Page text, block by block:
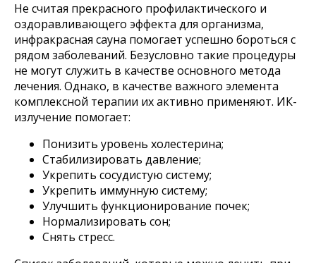
Не считая прекрасного профилактического и
оздоравливающего эффекта для организма,
инфракрасная сауна помогает успешно бороться с
рядом заболеваний. Безусловно такие процедуры
не могут служить в качестве основного метода
лечения. Однако, в качестве важного элемента
комплексной терапии их активно применяют. ИК-
излучение помогает:
Понизить уровень холестерина;
Стабилизировать давление;
Укрепить сосудистую систему;
Укрепить иммунную систему;
Улучшить функционирование почек;
Нормализировать сон;
Снять стресс.